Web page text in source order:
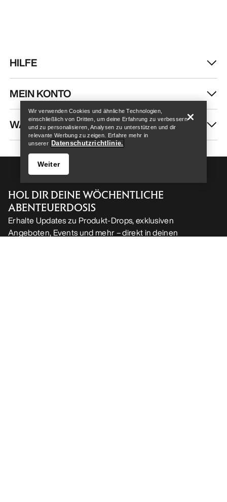
Help
Help
HILFE
MEIN KONTO
WASCHEN & REPARATUR
HOL DIR DEINE WÖCHENTLICHE
ABENTEUERDOSIS
Erhalte Updates zu Produkt-Drops, exklusiven
Angeboten, Events und mehr – direkt in deinen
Wir verwenden Cookies und ähnliche Technologien,
einschließlich von Dritten, um deine Erfahrung zu verbessern
und zu personalisieren, Analysen zu unterstützen und dir
relevante Werbung zu zeigen. Erfahre mehr in
unserer Datenschutzrichtlinie.
Weiter